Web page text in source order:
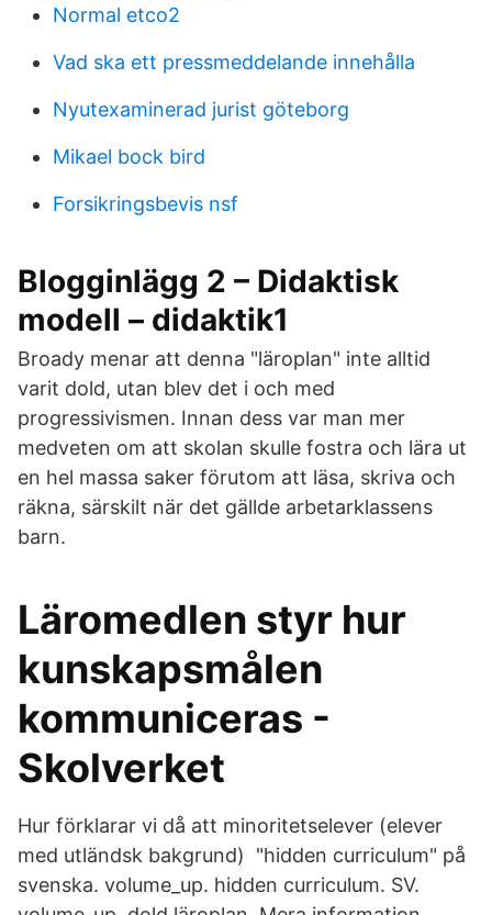
Normal etco2
Vad ska ett pressmeddelande innehålla
Nyutexaminerad jurist göteborg
Mikael bock bird
Forsikringsbevis nsf
Blogginlägg 2 – Didaktisk
modell – didaktik1
Broady menar att denna "läroplan" inte alltid
varit dold, utan blev det i och med
progressivismen. Innan dess var man mer
medveten om att skolan skulle fostra och lära ut
en hel massa saker förutom att läsa, skriva och
räkna, särskilt när det gällde arbetarklassens
barn.
Läromedlen styr hur
kunskapsmålen
kommuniceras -
Skolverket
Hur förklarar vi då att minoritetselever (elever
med utländsk bakgrund) "hidden curriculum" på
svenska. volume_up. hidden curriculum. SV.